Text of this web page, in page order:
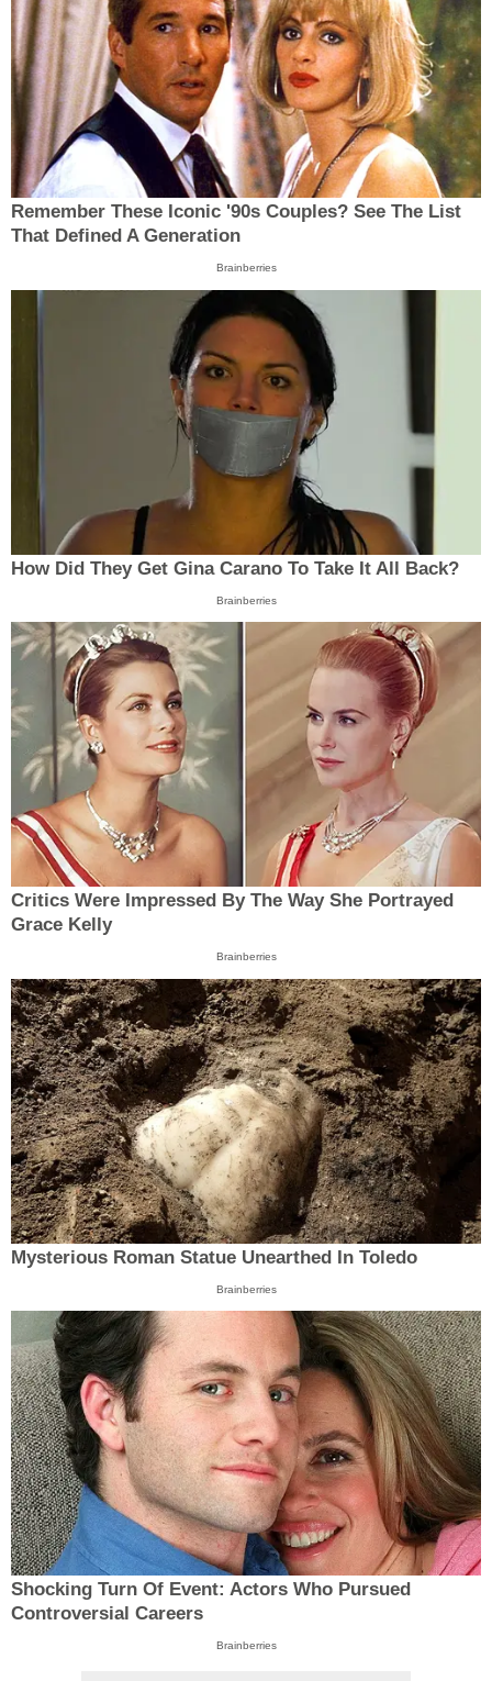
Remember These Iconic '90s Couples? See The List
That Defined A Generation
Brainberries
How Did They Get Gina Carano To Take It All Back?
Brainberries
Critics Were Impressed By The Way She Portrayed
Grace Kelly
Brainberries
Mysterious Roman Statue Unearthed In Toledo
Brainberries
Shocking Turn Of Event: Actors Who Pursued
Controversial Careers
Brainberries